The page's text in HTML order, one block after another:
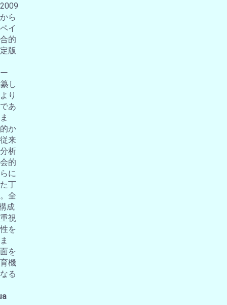
ら
イ
的
版
し
り
あ
か
来
析
的
に
丁
全
成
視
を
を
機
る